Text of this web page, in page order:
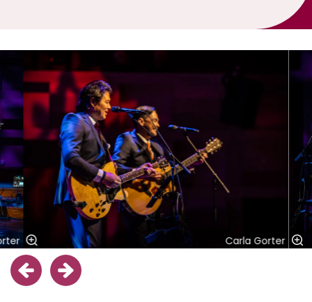
Carla Gorter